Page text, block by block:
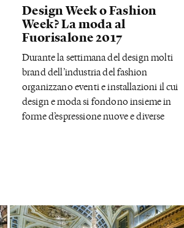
Design Week o Fashion
Week? La moda al
Fuorisalone 2017
Durante la settimana del design molti
brand dell’industria del fashion
organizzano eventi e installazioni il cui
design e moda si fondono insieme in
forme d’espressione nuove e diverse